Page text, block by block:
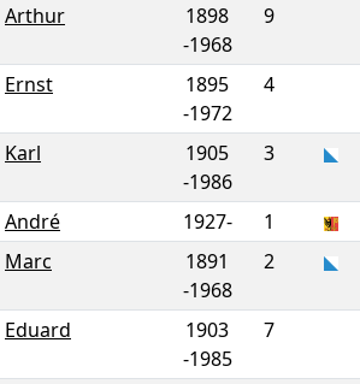
Arthur
1898
-1968
9
Ernst
1895
-1972
4
Karl
1905
-1986
3
André 1927-
1
Marc
1891
-1968
2
Eduard
1903
-1985
7